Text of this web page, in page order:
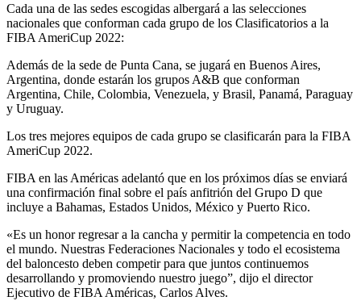
Cada una de las sedes escogidas albergará a las selecciones
nacionales que conforman cada grupo de los Clasificatorios a la
FIBA AmeriCup 2022:
Además de la sede de Punta Cana, se jugará en Buenos Aires,
Argentina, donde estarán los grupos A&B que conforman
Argentina, Chile, Colombia, Venezuela, y Brasil, Panamá, Paraguay
y Uruguay.
Los tres mejores equipos de cada grupo se clasificarán para la FIBA
AmeriCup 2022.
FIBA en las Américas adelantó que en los próximos días se enviará
una confirmación final sobre el país anfitrión del Grupo D que
incluye a Bahamas, Estados Unidos, México y Puerto Rico.
«Es un honor regresar a la cancha y permitir la competencia en todo
el mundo. Nuestras Federaciones Nacionales y todo el ecosistema
del baloncesto deben competir para que juntos continuemos
desarrollando y promoviendo nuestro juego”, dijo el director
Ejecutivo de FIBA Américas, Carlos Alves.